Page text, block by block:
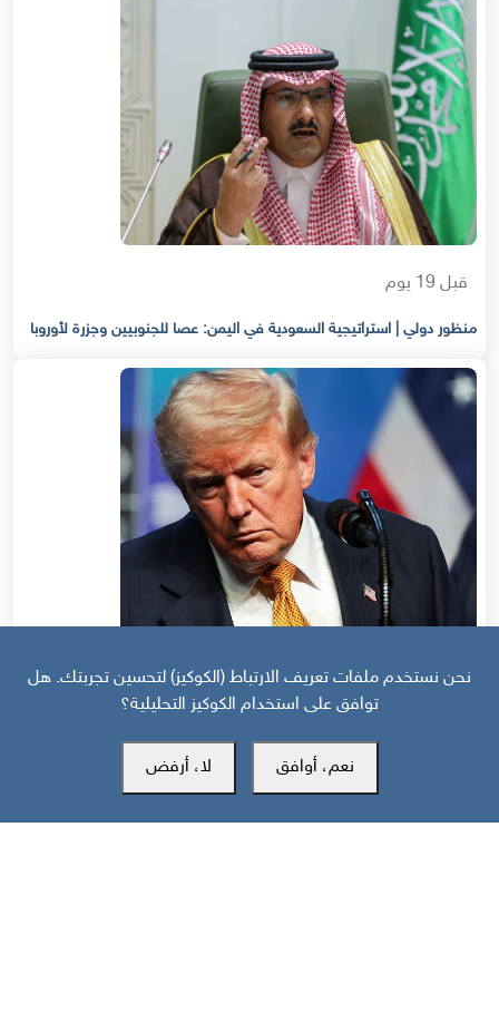
قبل 19 يوم
منظور دولي | استراتيجية السعودية في اليمن: عصا للجنوبيين وجزرة لأوروبا
قبل 27 يوم
منظور دولي: هل انهارت هدنة واشنطن وطهران قبل أن تتحول إلى اتفاق؟
نحن نستخدم ملفات تعريف الارتباط (الكوكيز) لتحسين تجربتك. هل
توافق على استخدام الكوكيز التحليلية؟
نعم، أوافق لا، أرفض